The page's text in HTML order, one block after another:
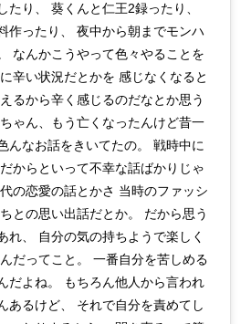
たり、 葵くんと仁王2録ったり、
作ったり、 夜中から朝までモンハ
なんかこうやって色々やることを
辛い状況だとかを 感じなくなると
るから辛く感じるのだなとか思う
ゃん、もう亡くなったんけど昔一
んなお話をきいてたの。 戦時中に
からといって不幸な話ばかりじゃ
の恋愛の話とかさ 当時のファッシ
との思い出話だとか。 だから思う
れ、 自分の気の持ちようで楽しく
だってこと。 一番自分を苦しめる
だよね。 もちろん他人から言われ
あるけど、 それで自分を責めてし